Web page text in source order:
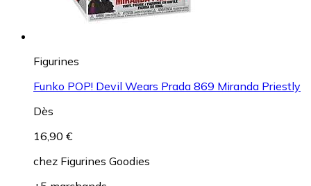
Figurines
Funko POP! Devil Wears Prada 869 Miranda Priestly
Dès
16,90 €
chez Figurines Goodies